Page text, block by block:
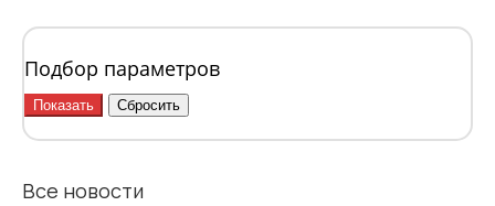
Подбор параметров
Все новости